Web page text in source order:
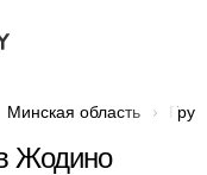
Минская область
Жодино